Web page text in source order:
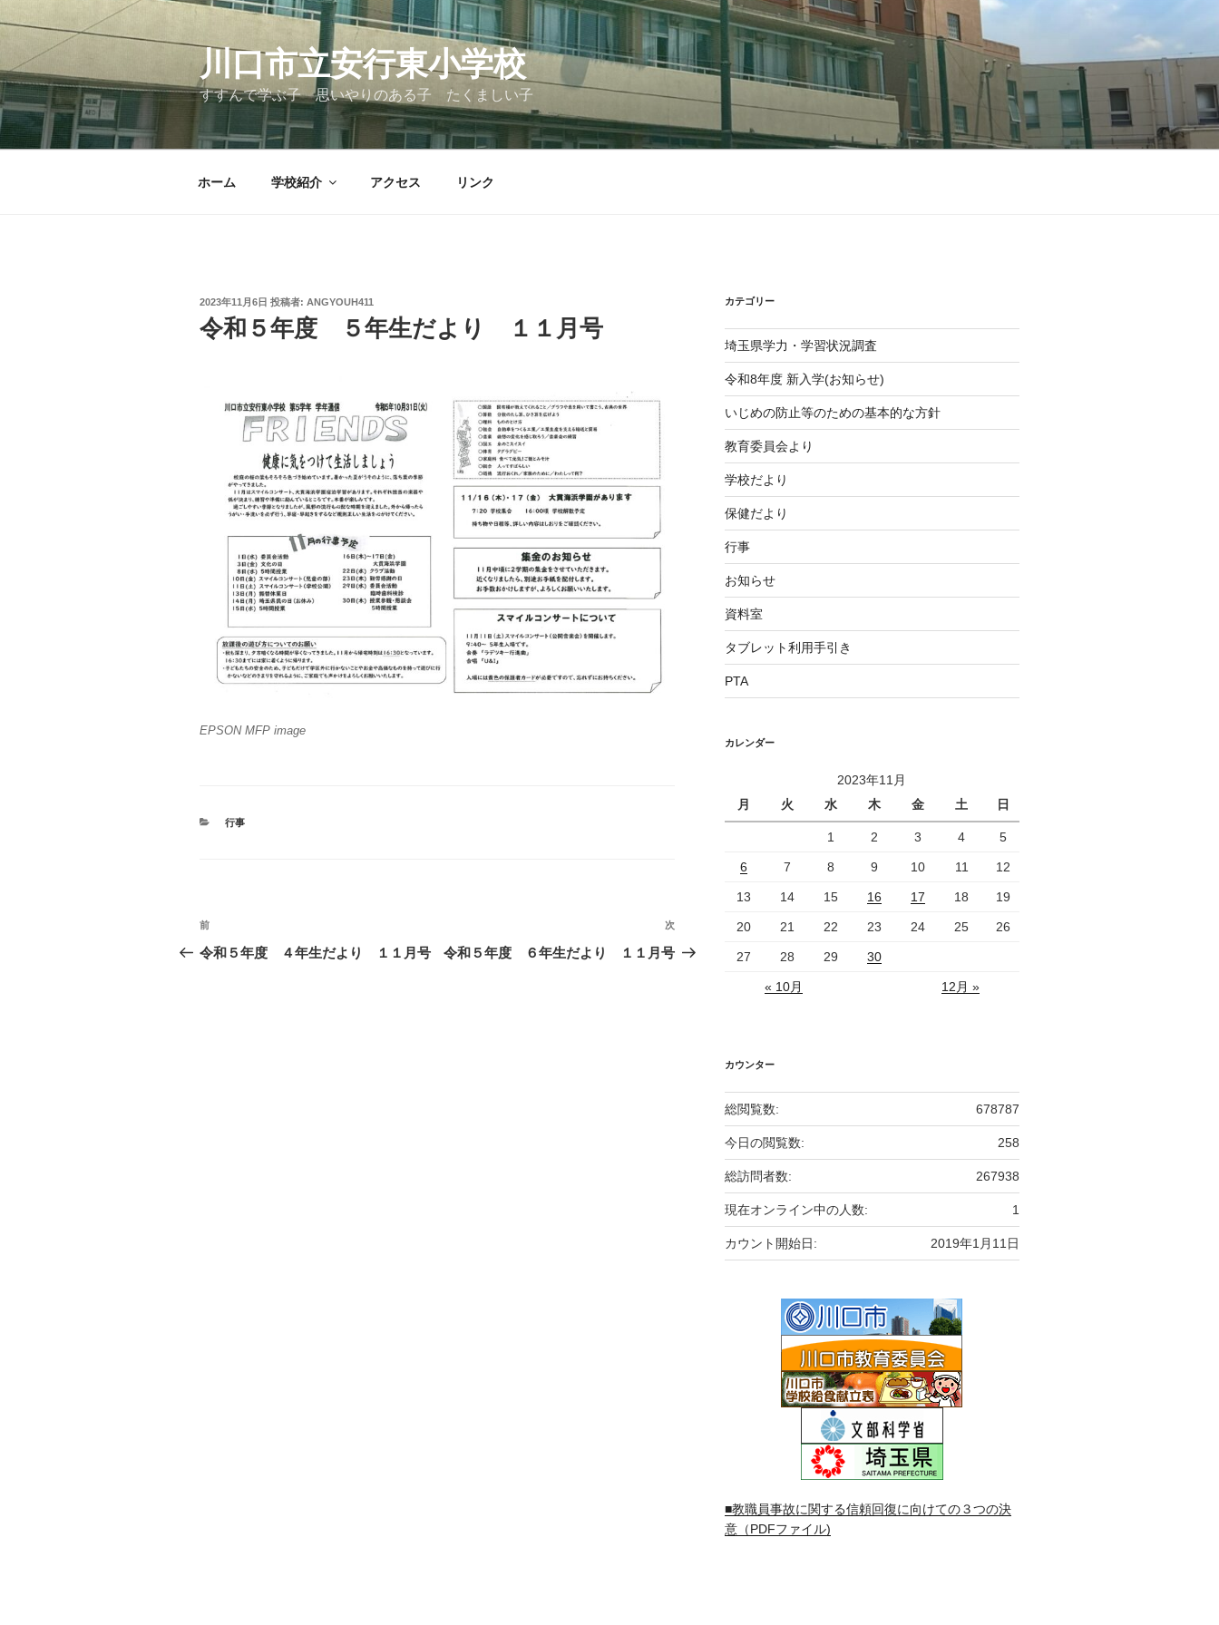
ン
ン
ツ
へ
ス
川口市立安行東小学校
すすんで学ぶ子 思いやりのある子 たくましい子
ホーム 学校紹介 アクセス リンク
投
日:
2023年11月6日 投稿者: ANGYOUH411
令和５年度 ５年生だより １１月号
EPSON MFP image
カ
行事
投
稿
前
の
前
令和５年度 ４年生だより １１月号
次
の
次
令和５年度 ６年生だより １１月号
カテゴリー
埼玉県学力・学習状況調査
令和8年度 新入学(お知らせ)
いじめの防止等のための基本的な方針
教育委員会より
学校だより
保健だより
行事
お知らせ
資料室
タブレット利用手引き
PTA
カレンダー
2023年11月
月
火 水 木 金 土 日
1 2 3 4 5
6 7 8 9 10 11 12
13 14 15 16 17 18 19
20 21 22 23 24 25 26
27 28 29 30
« 10月 12月 »
カウンター
678787
総閲覧数:
258
今日の閲覧数:
267938
総訪問者数:
1
現在オンライン中の人数:
2019年1月11日
カウント開始日:
■教職員事故に関する信頼回復に向けての３つの決
意（PDFファイル)